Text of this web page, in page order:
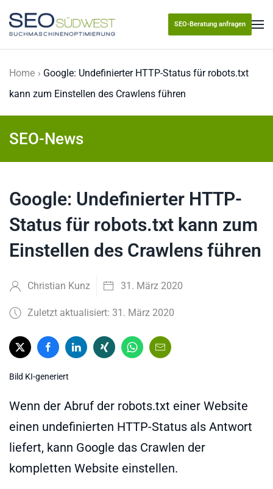
Skip to main content
SEO-Beratung anfragen
Home
Google: Undefinierter HTTP-Status für robots.txt
kann zum Einstellen des Crawlens führen
SEO-News
Google: Undefinierter HTTP-
Status für robots.txt kann zum
Einstellen des Crawlens führen
Christian Kunz 31. März 2020
Zuletzt aktualisiert: 31. März 2020
Bild KI-generiert
Wenn der Abruf der robots.txt einer Website
einen undefinierten HTTP-Status als Antwort
liefert, kann Google das Crawlen der
kompletten Website einstellen.